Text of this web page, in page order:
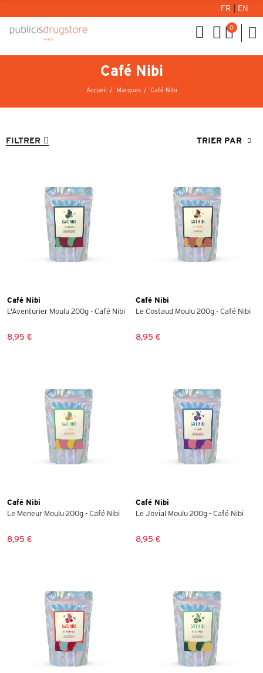
FR EN
0
Café Nibi
Accueil Marques Café Nibi
FILTRER TRIER PAR
Café Nibi
L'Aventurier Moulu 200g - Café Nibi
8,95 €
Café Nibi
Le Costaud Moulu 200g - Café Nibi
8,95 €
Café Nibi
Le Meneur Moulu 200g - Café Nibi
8,95 €
Café Nibi
Le Jovial Moulu 200g - Café Nibi
8,95 €